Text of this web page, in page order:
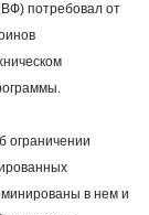
потребовал от
ограничении
в нем и